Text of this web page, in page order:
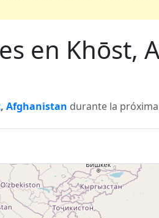
en Khōst,
, Afghanistan durante la próxima